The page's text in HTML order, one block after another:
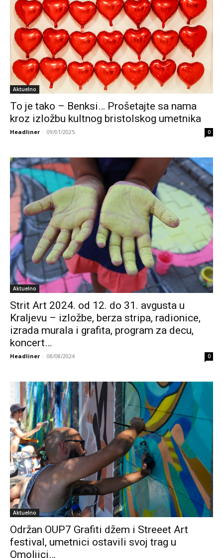
Aktuelno
To je tako – Benksi… Prošetajte sa nama
kroz izložbu kultnog bristolskog umetnika
Headliner - 09/01/2025 0
Aktuelno
Strit Art 2024. od 12. do 31. avgusta u
Kraljevu – izložbe, berza stripa, radionice,
izrada murala i grafita, program za decu,
koncert…
Headliner - 08/08/2024 0
Aktuelno
Održan OUP7 Grafiti džem i Streeet Art
festival, umetnici ostavili svoj trag u
Omoljici…